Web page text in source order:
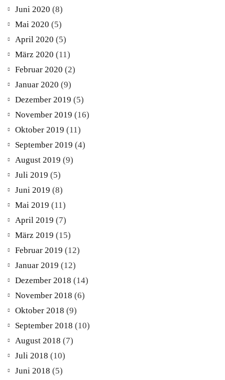
Juni 2020 (8)
Mai 2020 (5)
April 2020 (5)
März 2020 (11)
Februar 2020 (2)
Januar 2020 (9)
Dezember 2019 (5)
November 2019 (16)
Oktober 2019 (11)
September 2019 (4)
August 2019 (9)
Juli 2019 (5)
Juni 2019 (8)
Mai 2019 (11)
April 2019 (7)
März 2019 (15)
Februar 2019 (12)
Januar 2019 (12)
Dezember 2018 (14)
November 2018 (6)
Oktober 2018 (9)
September 2018 (10)
August 2018 (7)
Juli 2018 (10)
Juni 2018 (5)